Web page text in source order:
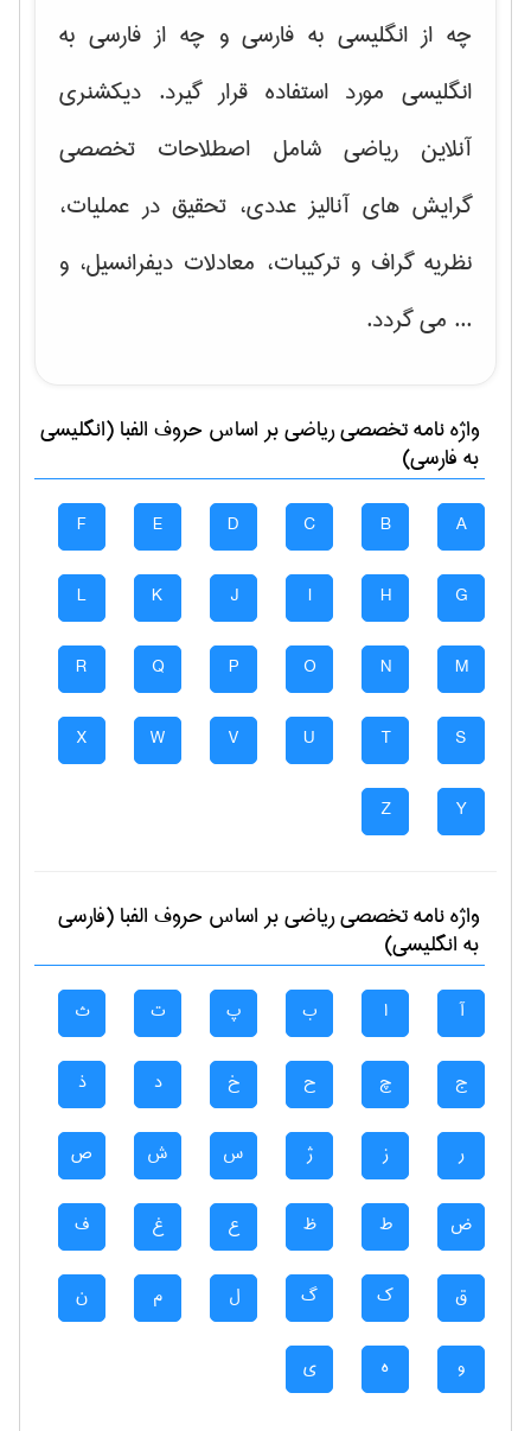
چه از انگلیسی به فارسی و چه از فارسی به
انگلیسی مورد استفاده قرار گیرد. دیکشنری
آنلاین ریاضی شامل اصطلاحات تخصصی
گرایش های آنالیز عددی، تحقیق در عملیات،
نظریه گراف و تركیبات، معادلات دیفرانسیل، و
... می گردد.
واژه نامه تخصصیرياضیبر اساس حروف الفبا (انگلیسی
به فارسی)
A
B
C
D
E
F
G
H
I
J
K
L
M
N
O
P
Q
R
S
T
U
V
W
X
Y
Z
واژه نامه تخصصیرياضیبر اساس حروف الفبا (فارسی
به انگلیسی)
آ ا ب پ ت ث
ج چ ح خ د ذ
ر ز ژ س ش ص
ض ط ظ ع غ ف
ق ک گ ل م ن
و ه ی